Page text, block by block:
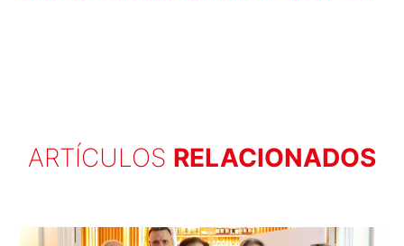
ARTÍCULOS RELACIONADOS